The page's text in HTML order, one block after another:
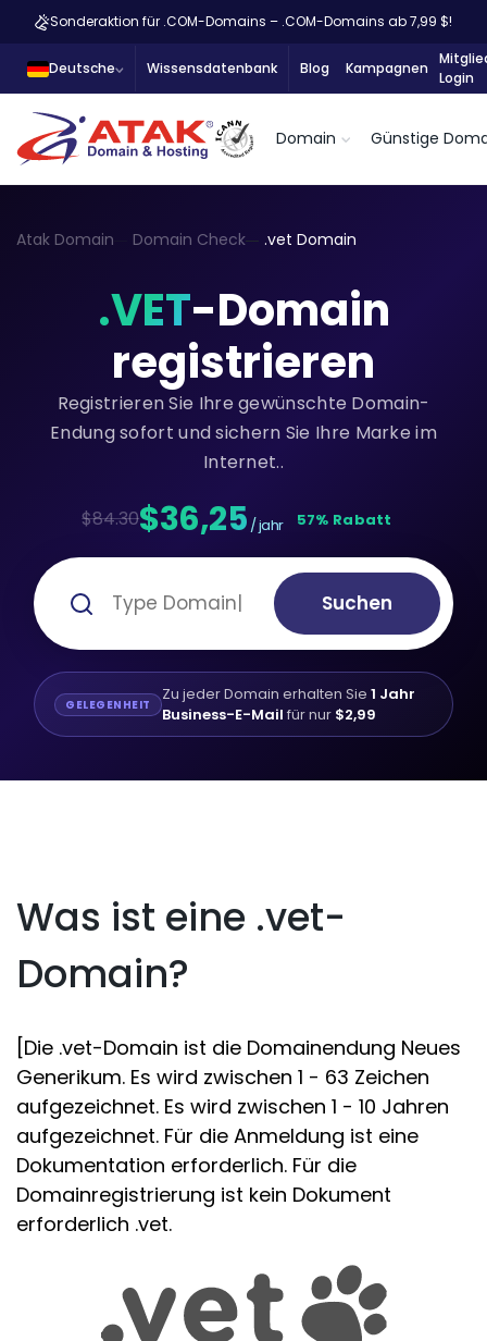
Sonderaktion für .COM-Domains – .COM-Domains ab 7,99 $!
Deutsche Wissensdatenbank Blog Kampagnen
Login
Domain Günstige
Atak Domain Domain Check .vet Domain
.VET-Domain
registrieren
Registrieren Sie Ihre gewünschte Domain-
Endung sofort und sichern Sie Ihre Marke im
Internet..
$84.30$36,25 / jahr 57% Rabatt
Suchen
GELEGENHEIT Zu jeder Domain erhalten Sie 1 Jahr
Business-E-Mail für nur $2,99
Was ist eine .vet-
Domain?
[Die .vet-Domain ist die Domainendung Neues
Generikum. Es wird zwischen 1 - 63 Zeichen
aufgezeichnet. Es wird zwischen 1 - 10 Jahren
aufgezeichnet. Für die Anmeldung ist eine
Dokumentation erforderlich. Für die
Domainregistrierung ist kein Dokument
erforderlich .vet.